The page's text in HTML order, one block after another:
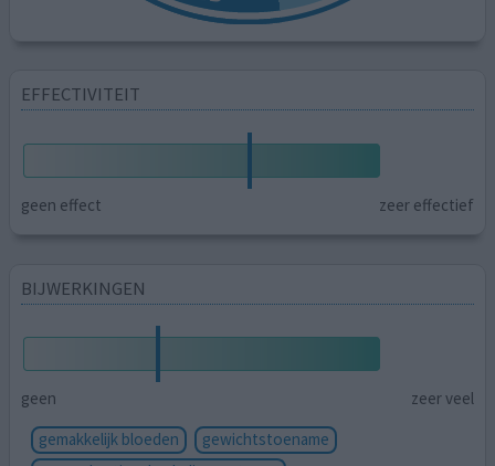
EFFECTIVITEIT
geen effect zeer effectief
BIJWERKINGEN
geen
zeer veel
gemakkelijk bloeden
gewichtstoename